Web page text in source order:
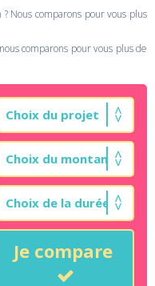
Nous comparons pour vous plus
comparons pour vous plus de
Je compare